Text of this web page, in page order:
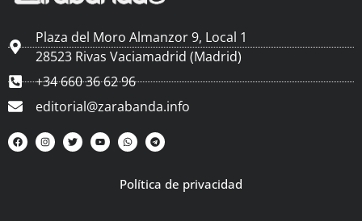
Plaza del Moro Almanzor 9, Local 1
28523 Rivas Vaciamadrid (Madrid)
+34 660 36 62 96
editorial@zarabanda.info
Política de privacidad